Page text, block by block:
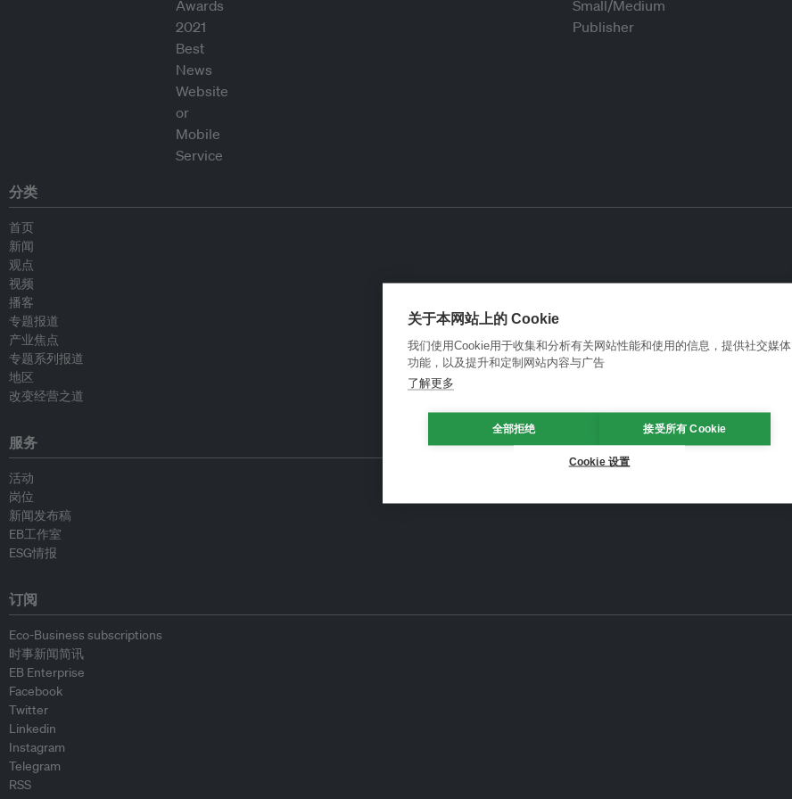
分类
首页
新闻
观点
视频
播客
专题报道
产业焦点
专题系列报道
地区
改变经营之道
服务
活动
岗位
新闻发布稿
EB工作室
ESG情报
订阅
Eco-Business subscriptions
时事新闻简讯
EB Enterprise
Facebook
Twitter
Linkedin
Instagram
Telegram
RSS
关于本网站上的 Cookie
我们使用Cookie用于收集和分析有关网站性能和使用的信息，提供社交媒体
功能，以及提升和定制网站内容与广告
了解更多
全部拒绝 接受所有 Cookie
Cookie 设置